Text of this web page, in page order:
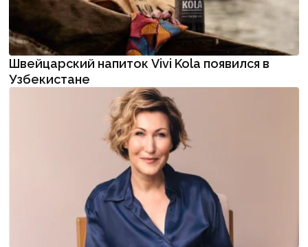
Швейцарский напиток Vivi Kola появился в
Узбекистане